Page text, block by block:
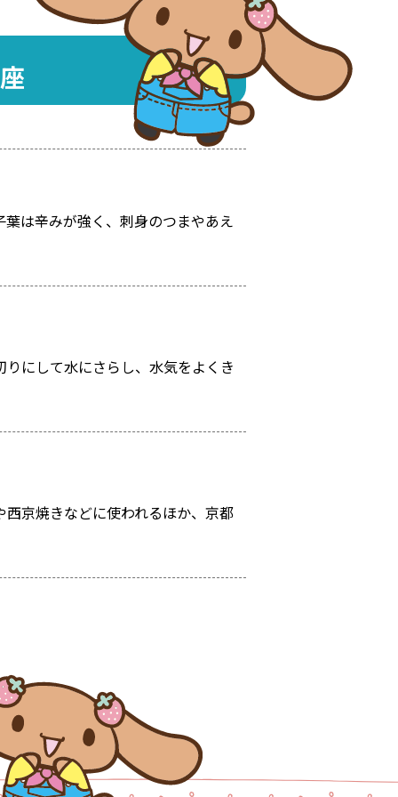
は辛みが強く、刺身のつまやあえ
にして水にさらし、水気をよくき
京焼きなどに使われるほか、京都